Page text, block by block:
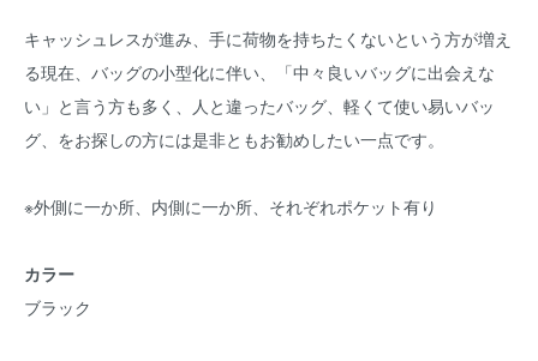
キャッシュレスが進み、手に荷物を持ちたくないという方が増え
る現在、バッグの小型化に伴い、「中々良いバッグに出会えな
い」と言う方も多く、人と違ったバッグ、軽くて使い易いバッ
グ、をお探しの方には是非ともお勧めしたい一点です。
※外側に一か所、内側に一か所、それぞれポケット有り
カラー
ブラック